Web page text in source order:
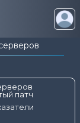
патч